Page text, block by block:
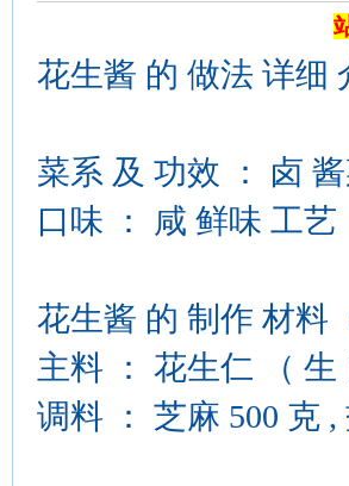
花生酱 的 做法 详细
菜系 及 功效 ： 卤
口味 ： 咸 鲜味 工艺
花生酱 的 制作 材料
主料 ： 花生仁 （ 生
调料 ： 芝麻 500 克 ,